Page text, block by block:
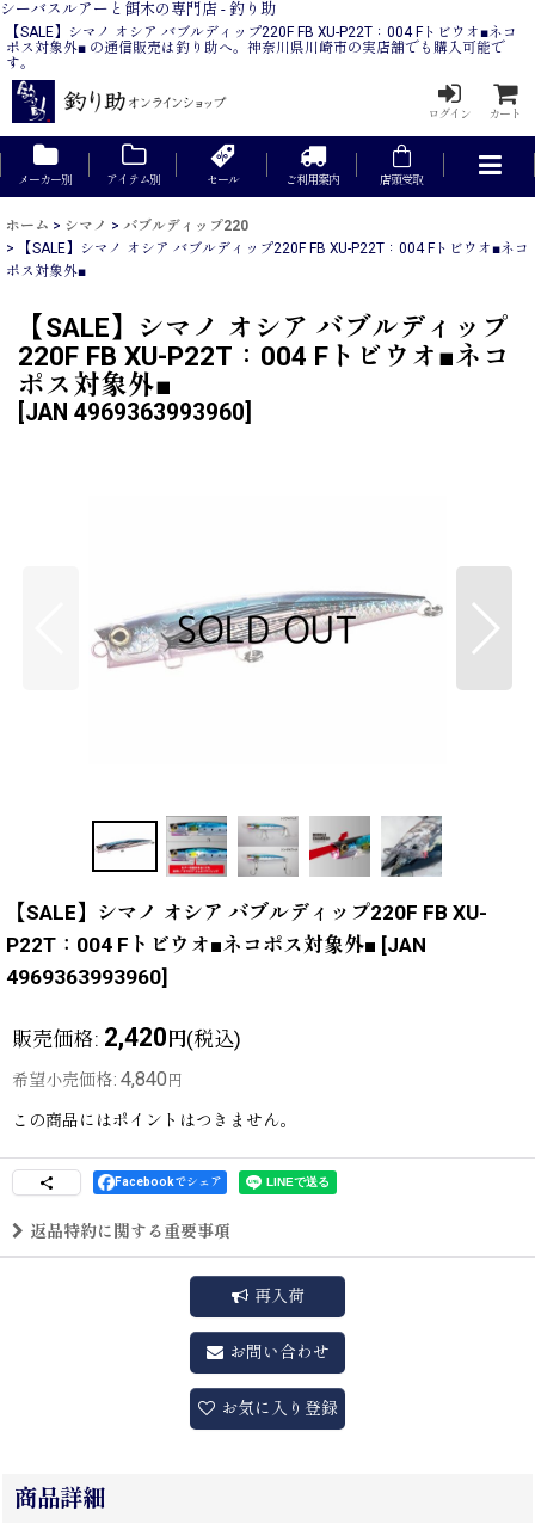
シーバスルアーと餌木の専門店 - 釣り助
【SALE】シマノ オシア バブルディップ220F FB XU-P22T：004 Fトビウオ■ネコ
ポス対象外■ の通信販売は釣り助へ。神奈川県川崎市の実店舗でも購入可能で
す。
ログイン カート
メーカー別 アイテム別 セール ご利用案内 店頭受取
ホーム > シマノ > バブルディップ220
>
【SALE】シマノ オシア バブルディップ220F FB XU-P22T：004 Fトビウオ■ネコ
ポス対象外■
【SALE】シマノ オシア バブルディップ
220F FB XU-P22T：004 Fトビウオ■ネコ
ポス対象外■
JAN 4969363993960
【SALE】シマノ オシア バブルディップ220F FB XU-
P22T：004 Fトビウオ■ネコポス対象外■ [JAN
4969363993960]
販売価格: 2,420円(税込)
希望小売価格: 4,840 円
この商品にはポイントはつきません。
Facebookでシェア
返品特約に関する重要事項
再入荷
お問い合わせ
お気に入り登録
商品詳細